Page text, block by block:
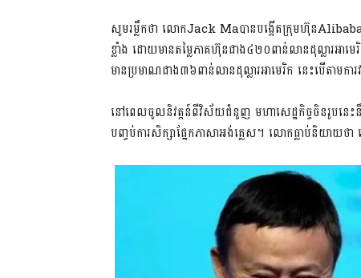
សូម​រម្លឹកថា លោក​Jack Ma​បាន​បង្កើត​ក្រុមហ៊ុន​
ខ្លាំង ដោយ​មានតម្លៃ​ភាគហ៊ុន​ជាង​៤២០​ពាន់​លាន​ដុល្លារ​អ
មាន​ប្រមាណ​ជាង​៣៦​ពាន់​លាន​ដុល្លារ​អាមេរិក នេះ​បើតាម​កា
នៅពេល​ចូលនិវត្ដន៍​ពី​វិស័យ​ជំនួញ មហា​សេដ្ឋកិច្ច​ចិន​រូបនេះ​
បញ្ចប់​ការសិក្សា​ផ្នែក​ភាសា​អង់គ្លេស​។ លោក​ធ្លាប់​និ